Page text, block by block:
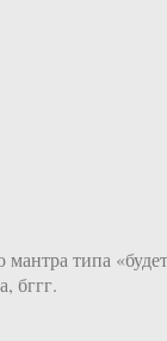
типа
бггг.